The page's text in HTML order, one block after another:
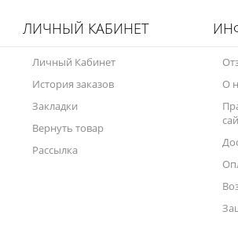
ЛИЧНЫЙ КАБИНЕТ
Личный Кабинет
История заказов
Закладки
Вернуть товар
Рассылка
О